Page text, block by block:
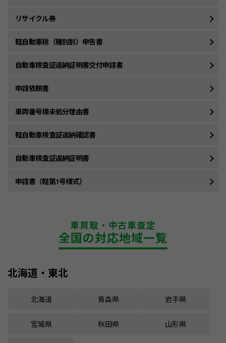
リサイクル券
軽自動車税（種別割）申告書
自動車検査証返納証明書交付申請書
申請依頼書
車両番号標未処分理由書
軽自動車検査証返納確認書
自動車検査証返納証明書
申請書（軽第1号様式）
車買取・中古車査定
全国の対応地域一覧
北海道・東北
北海道 青森県 岩手県
宮城県 秋田県 山形県